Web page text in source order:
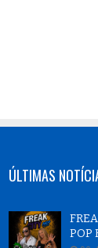
ÚLTIMAS
POP